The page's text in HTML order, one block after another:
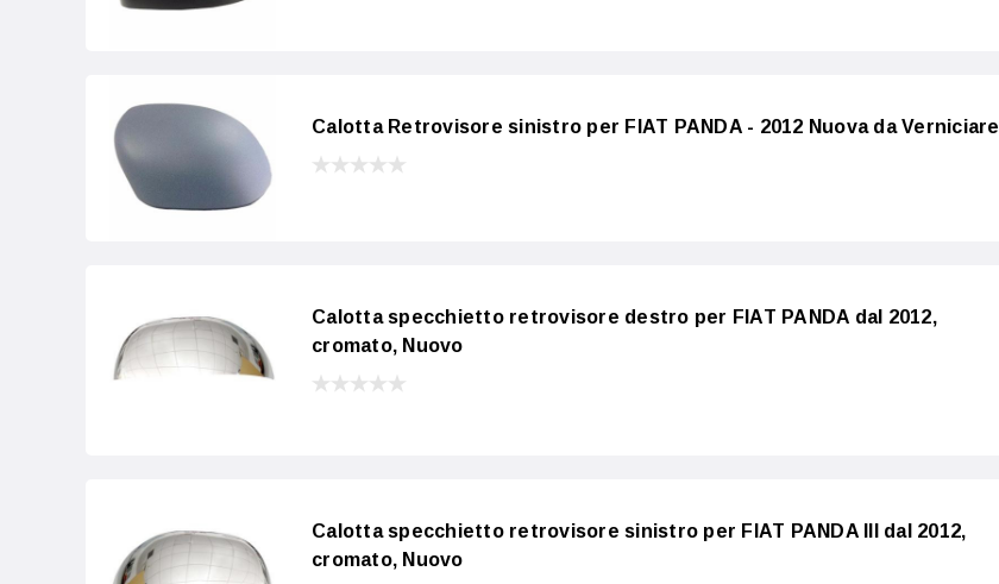
Calotta Retrovisore sinistro per FIAT PANDA - 2012 Nuova da Verniciare
Calotta specchietto retrovisore destro per FIAT PANDA dal 2012,
cromato, Nuovo
Calotta specchietto retrovisore sinistro per FIAT PANDA III dal 2012,
cromato, Nuovo